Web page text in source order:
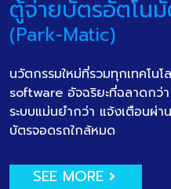
ตู้จ่ายบัตรอัตโน
(Park-Matic)
นวัตกรรมใหม่ที่รวมทุกเทคโน
software อัจฉริยะที่ฉลาดกว่
ระบบแม่นยำกว่า แจ้งเตือนผ่
บัตรจอดรถใกล้หมด
SEE MORE